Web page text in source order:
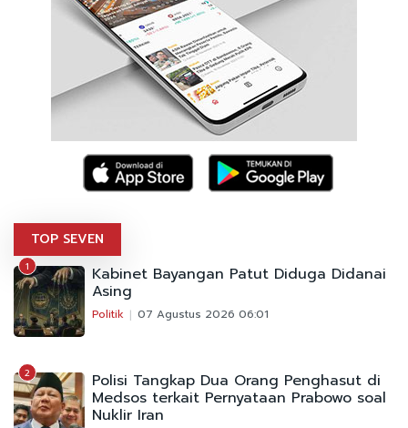
TOP SEVEN
1 Kabinet Bayangan Patut Diduga Didanai
Asing
Politik 07 Agustus 2026 06:01
2 Polisi Tangkap Dua Orang Penghasut di
Medsos terkait Pernyataan Prabowo soal
Nuklir Iran